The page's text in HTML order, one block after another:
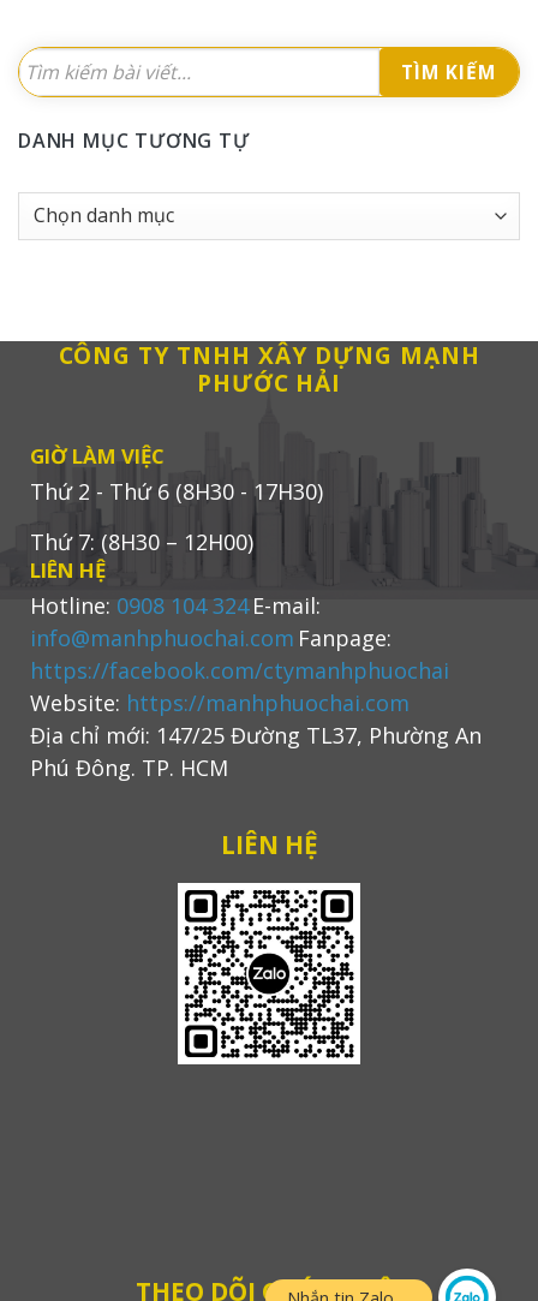
TÌM KIẾM
DANH MỤC TƯƠNG TỰ
Danh
CÔNG TY TNHH XÂY DỰNG MẠNH
PHƯỚC HẢI
GIỜ LÀM VIỆC
Thứ 2 - Thứ 6 (8H30 - 17H30)
Thứ 7: (8H30 – 12H00)
LIÊN HỆ
Hotline: 0908 104 324 E-mail:
info@manhphuochai.com Fanpage:
https://facebook.com/ctymanhphuochai
Website: https://manhphuochai.com
Địa chỉ mới: 147/25 Đường TL37, Phường An
Phú Đông. TP. HCM
LIÊN HỆ
THEO DÕI CHÚNG TÔI